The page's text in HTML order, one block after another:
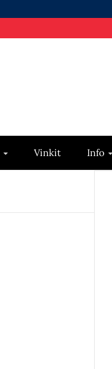
Vinkit Info